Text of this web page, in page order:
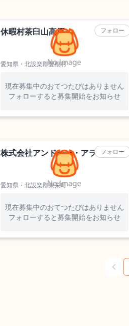
フォロー
休暇村茶臼山高原
愛知県・北設楽郡豊根村
現在募集中のおてつたびはありません
フォローすると募集開始をお知らせ
フォロー
株式会社アンドシー・アライアンス
愛知県・北設楽郡東栄町
現在募集中のおてつたびはありません
フォローすると募集開始をお知らせ
chevron_left